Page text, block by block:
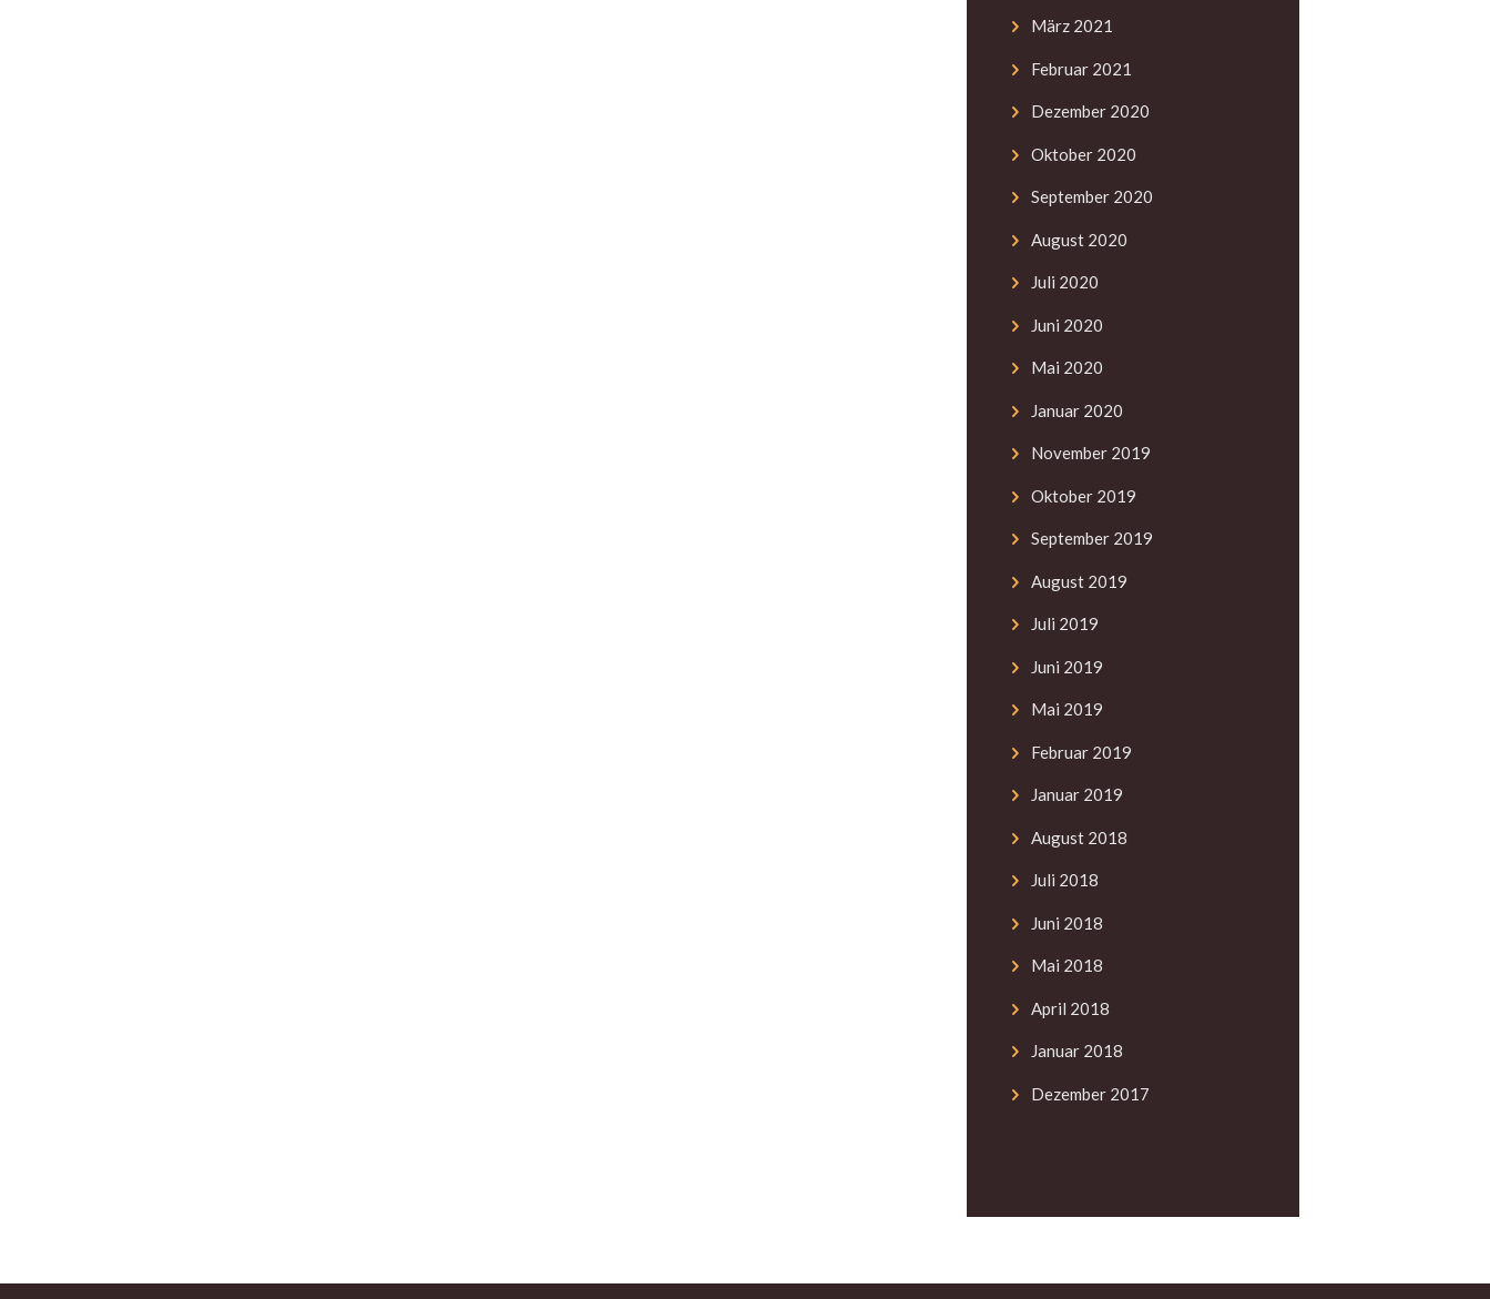
März 2021
Februar 2021
Dezember 2020
Oktober 2020
September 2020
August 2020
Juli 2020
Juni 2020
Mai 2020
Januar 2020
November 2019
Oktober 2019
September 2019
August 2019
Juli 2019
Juni 2019
Mai 2019
Februar 2019
Januar 2019
August 2018
Juli 2018
Juni 2018
Mai 2018
April 2018
Januar 2018
Dezember 2017